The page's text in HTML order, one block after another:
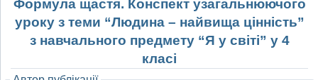
Формула щастя. Конспект узагальнюючого
уроку з теми “Людина – найвища цінність”
з навчального предмету “Я у світі” у 4
класі